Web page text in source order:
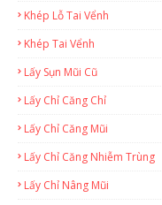
Khép Lỗ Tai Vểnh
Khép Tai Vểnh
Lấy Sụn Mũi Cũ
Lấy Chỉ Căng Chỉ
Lấy Chỉ Căng Mũi
Lấy Chỉ Căng Nhiễm Trùng
Lấy Chỉ Nâng Mũi